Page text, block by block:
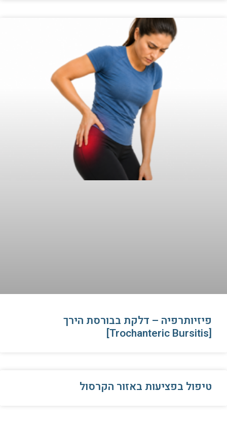
פיזיותרפיה – דלקת בבורסת הירך
[Trochanteric Bursitis]
טיפול בפציעות באזור הקרסול